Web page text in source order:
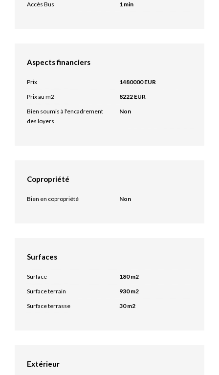
Accès Bus
1 min
Aspects financiers
Prix
1480000 EUR
Prix au m2
8222 EUR
Bien soumis à l'encadrement
des loyers
Non
Copropriété
Bien en copropriété Non
Surfaces
Surface
180 m2
Surface terrain
930 m2
Surface terrasse
30 m2
Extérieur